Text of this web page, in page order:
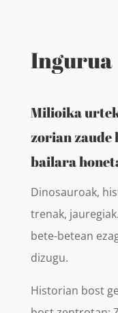
Ingurua
Milioika
zorian
bailara
Dinosauroak,
trenak,
bete-betean
dizugu.
Historian bost